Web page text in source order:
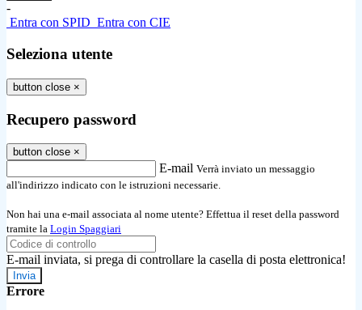
-
Entra con SPID Entra con CIE
Seleziona utente
button close ×
Recupero password
button close ×
E-mail Verrà inviato un messaggio
all'indirizzo indicato con le istruzioni necessarie.
Non hai una e-mail associata al nome utente? Effettua il reset della password
tramite la Login Spaggiari
E-mail inviata, si prega di controllare la casella di posta elettronica!
Errore